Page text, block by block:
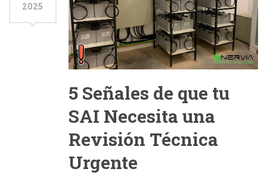
2025
5 Señales de que tu
SAI Necesita una
Revisión Técnica
Urgente